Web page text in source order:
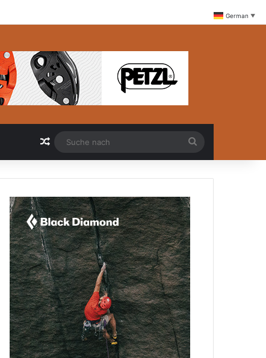
Zufällige Artikel
nach
German ▼